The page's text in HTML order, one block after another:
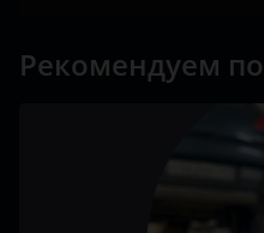
Рекомендуем